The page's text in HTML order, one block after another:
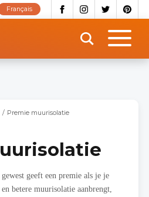
Français
Premie muurisolatie
geeft een premie als je je
betere muurisolatie aanbrengt,